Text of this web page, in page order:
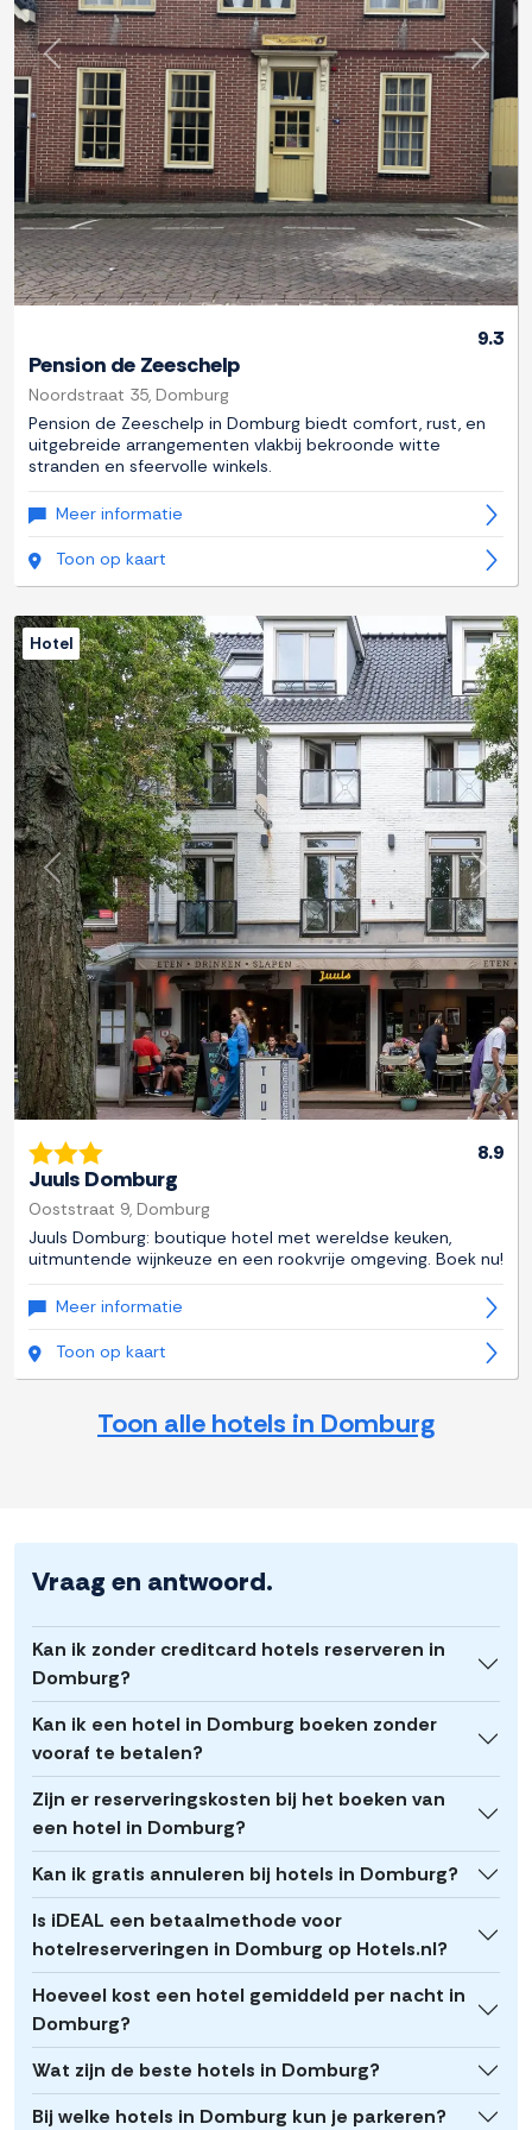
Previous Next
9.3
Pension de Zeeschelp
Noordstraat 35, Domburg
Pension de Zeeschelp in Domburg biedt comfort, rust, en
uitgebreide arrangementen vlakbij bekroonde witte
stranden en sfeervolle winkels.
Meer informatie
Toon op kaart
Previous Next
Hotel
8.9
Juuls Domburg
Ooststraat 9, Domburg
Juuls Domburg: boutique hotel met wereldse keuken,
uitmuntende wijnkeuze en een rookvrije omgeving. Boek nu!
Meer informatie
Toon op kaart
Toon alle hotels in Domburg
Vraag en antwoord.
Kan ik zonder creditcard hotels reserveren in
Domburg?
Kan ik een hotel in Domburg boeken zonder
vooraf te betalen?
Zijn er reserveringskosten bij het boeken van
een hotel in Domburg?
Kan ik gratis annuleren bij hotels in Domburg?
Is iDEAL een betaalmethode voor
hotelreserveringen in Domburg op Hotels.nl?
Hoeveel kost een hotel gemiddeld per nacht in
Domburg?
Wat zijn de beste hotels in Domburg?
Bij welke hotels in Domburg kun je parkeren?